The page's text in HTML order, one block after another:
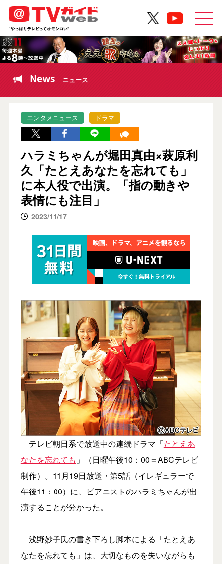
News ニュース
エンタメニュース ドラマ
ハラミちゃんが堀田真由×萩原利
久「たとえあなたを忘れても」
に本人役で出演。「指の動きや
表情にも注目」
2023/11/17
テレビ朝日系で放送中の連続ドラマ「たとえあ
なたを忘れても 」（日曜午後10：00＝ABCテレビ
制作）。11月19日放送・第5話（イレギュラーで
午後11：00）に、ピアニストのハラミちゃんが出
演することが分かった。
浅野妙子氏の書き下ろし脚本による「たとえあ
なたを忘れても」は、大切なものを失いながらも